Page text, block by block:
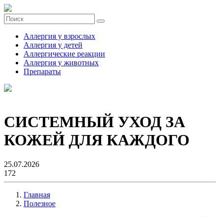
Аллергия у взрослых
Аллергия у детей
Аллергические реакции
Аллергия у животных
Препараты
СИСТЕМНЫЙ УХОД ЗА
КОЖЕЙ ДЛЯ КАЖДОГО
25.07.2026
172
Главная
Полезное